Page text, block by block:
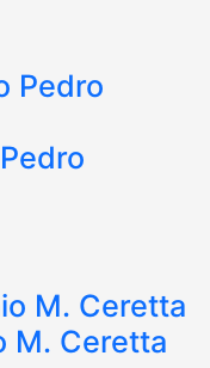
M. Ceretta